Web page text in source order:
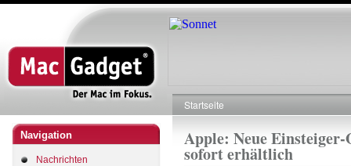
Direkt
zum
Navigation
Nachrichten
Pfadnavigation
Startseite
Apple: Neue
sofort erhältlich